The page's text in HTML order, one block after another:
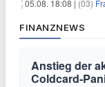
05.08. 18:08 | (03)
FINANZNEWS
Anstieg der
Coldcard-